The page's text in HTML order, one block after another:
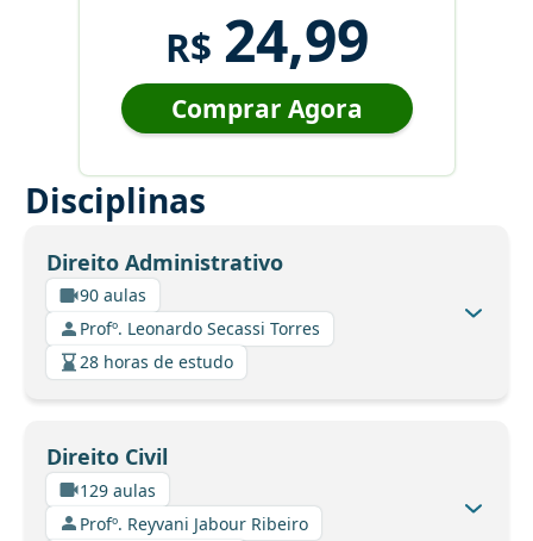
R$ 24,99
Comprar Agora
Disciplinas
Direito Administrativo
90 aulas
Profº. Leonardo Secassi Torres
28 horas de estudo
Direito Civil
129 aulas
Profº. Reyvani Jabour Ribeiro